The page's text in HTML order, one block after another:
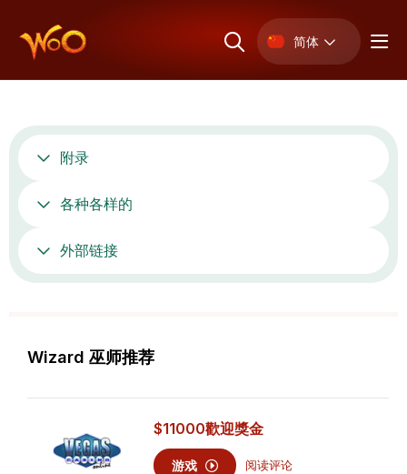
简体
附录
各种各样的
外部链接
Wizard 巫师推荐
$11000歡迎獎金
游戏 阅读评论